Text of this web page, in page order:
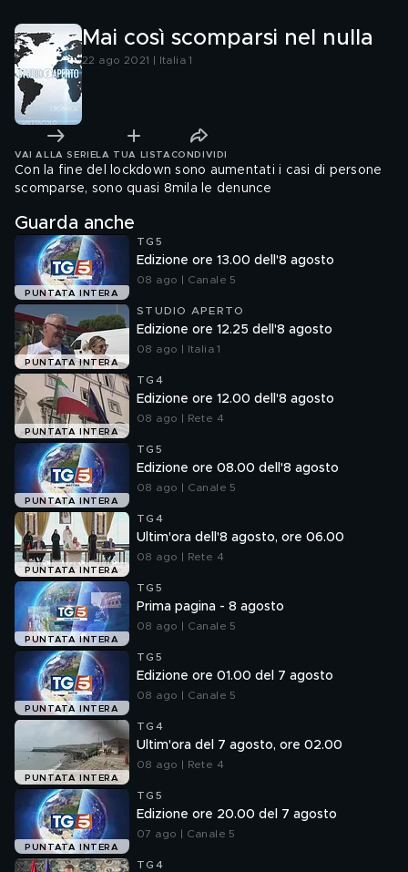
Mai così scomparsi nel nulla
22 ago 2021 | Italia 1
VAI ALLA SERIE LA TUA LISTA CONDIVIDI
Con la fine del lockdown sono aumentati i casi di persone
scomparse, sono quasi 8mila le denunce
Guarda anche
PUNTATA INTERA
TG5
Edizione ore 13.00 dell'8 agosto
08 ago | Canale 5
PUNTATA INTERA
STUDIO APERTO
Edizione ore 12.25 dell'8 agosto
08 ago | Italia 1
PUNTATA INTERA
TG4
Edizione ore 12.00 dell'8 agosto
08 ago | Rete 4
PUNTATA INTERA
TG5
Edizione ore 08.00 dell'8 agosto
08 ago | Canale 5
PUNTATA INTERA
TG4
Ultim'ora dell'8 agosto, ore 06.00
08 ago | Rete 4
PUNTATA INTERA
TG5
Prima pagina - 8 agosto
08 ago | Canale 5
PUNTATA INTERA
TG5
Edizione ore 01.00 del 7 agosto
08 ago | Canale 5
PUNTATA INTERA
TG4
Ultim'ora del 7 agosto, ore 02.00
08 ago | Rete 4
PUNTATA INTERA
TG5
Edizione ore 20.00 del 7 agosto
07 ago | Canale 5
TG4